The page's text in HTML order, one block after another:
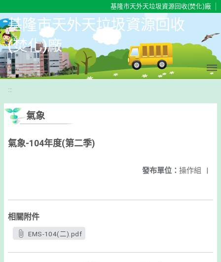
基隆市天外天垃圾資源回收(焚化)廠
基隆市天外天垃圾資源回收
(焚化)廠
:::
氣象
氣象-104年度(第二季)
發布單位： 操作組 |
相關附件
EMS-104(二).pdf